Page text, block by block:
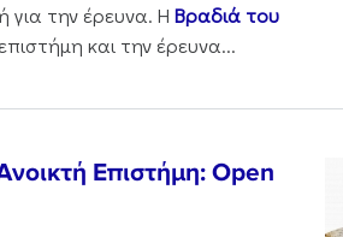
για την έρευνα. H Βραδιά του
και την έρευνα...
Επιστήμη: Open